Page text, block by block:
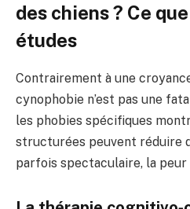
des chiens ? Ce
études
Contrairement à une
cynophobie n’est pas une
les phobies spécifiques
structurées peuvent réduire
parfois spectaculaire, la peur